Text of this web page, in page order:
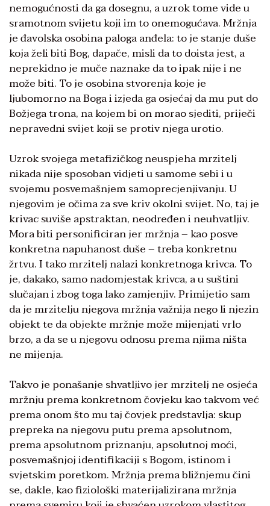
nemogućnosti da ga dosegnu, a uzrok tome vide u
sramotnom svijetu koji im to onemogućava. Mržnja
je đavolska osobina paloga anđela: to je stanje duše
koja želi biti Bog, dapače, misli da to doista jest, a
neprekidno je muče naznake da to ipak nije i ne
može biti. To je osobina stvorenja koje je
ljubomorno na Boga i izjeda ga osjećaj da mu put do
Božjega trona, na kojem bi on morao sjediti, priječi
nepravedni svijet koji se protiv njega urotio.
Uzrok svojega metafizičkog neuspjeha mrzitelj
nikada nije sposoban vidjeti u samome sebi i u
svojemu posvemašnjem samoprecjenjivanju. U
njegovim je očima za sve kriv okolni svijet. No, taj je
krivac suviše apstraktan, neodređen i neuhvatljiv.
Mora biti personificiran jer mržnja – kao posve
konkretna napuhanost duše – treba konkretnu
žrtvu. I tako mrzitelj nalazi konkretnoga krivca. To
je, dakako, samo nadomjestak krivca, a u suštini
slučajan i zbog toga lako zamjenjiv. Primijetio sam
da je mrzitelju njegova mržnja važnija nego li njezin
objekt te da objekte mržnje može mijenjati vrlo
brzo, a da se u njegovu odnosu prema njima ništa
ne mijenja.
Takvo je ponašanje shvatljivo jer mrzitelj ne osjeća
mržnju prema konkretnom čovjeku kao takvom već
prema onom što mu taj čovjek predstavlja: skup
prepreka na njegovu putu prema apsolutnom,
prema apsolutnom priznanju, apsolutnoj moći,
posvemašnjoj identifikaciji s Bogom, istinom i
svjetskim poretkom. Mržnja prema bližnjemu čini
se, dakle, kao fiziološki materijalizirana mržnja